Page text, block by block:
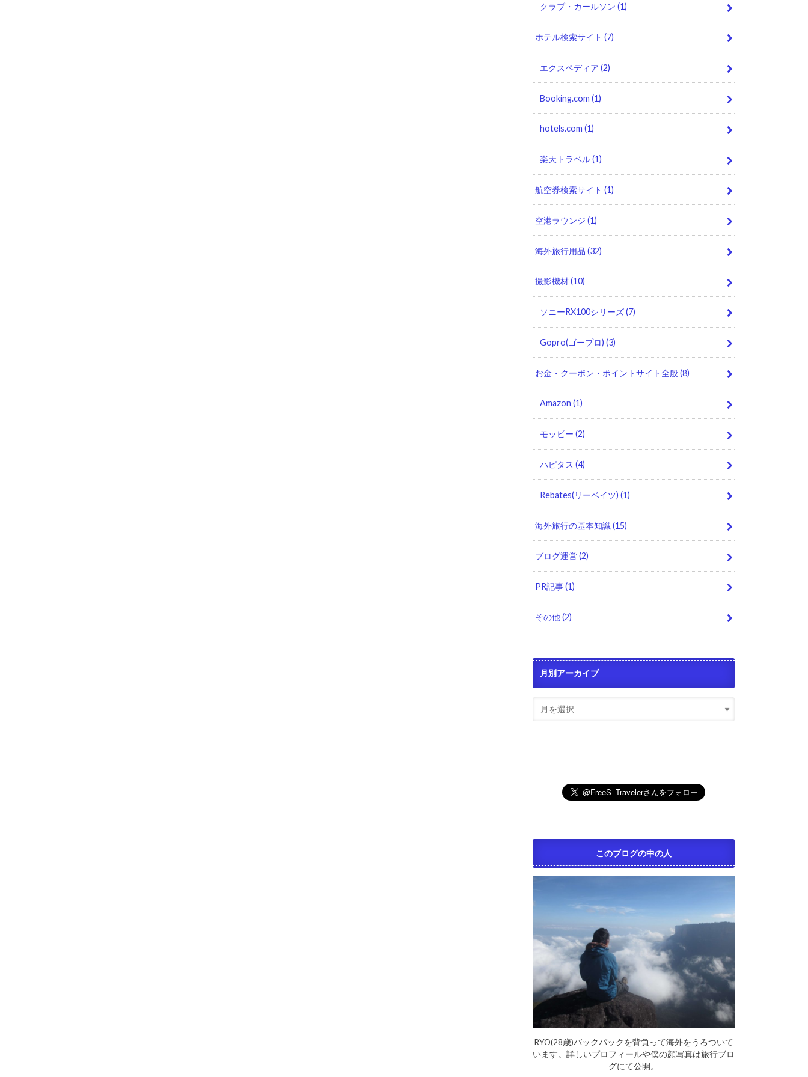
クラブ・カールソン (1)
ホテル検索サイト(7)
エクスペディア (2)
Booking.com (1)
hotels.com (1)
楽天トラベル(1)
航空券検索サイト(1)
空港ラウンジ(1)
海外旅行用品(32)
撮影機材(10)
ソニーRX100シリーズ(7)
Gopro(ゴープロ) (3)
お金・クーポン・ポイントサイト全般(8)
Amazon (1)
モッピー (2)
ハピタス (4)
Rebates(リーベイツ) (1)
海外旅行の基本知識(15)
ブログ運営(2)
PR記事(1)
その他(2)
月別アーカイブ
このブログの中の人
RYO(28歳)バックパックを背負って海外をうろついて
います。詳しいプロフィールや僕の顔写真は旅行ブロ
グにて公開。